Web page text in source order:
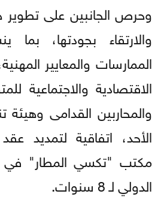
وحرص الجانبين على تطوير
والارتقاء بجودتها،
الممارسات والمعايير
الاقتصادية والاجتماعية
والمحاربين القدامى وهيئة
الأحد، اتفاقية لتمديد
مكتب "تكسي المطار" في
الدولي لـ 8 سنوات.